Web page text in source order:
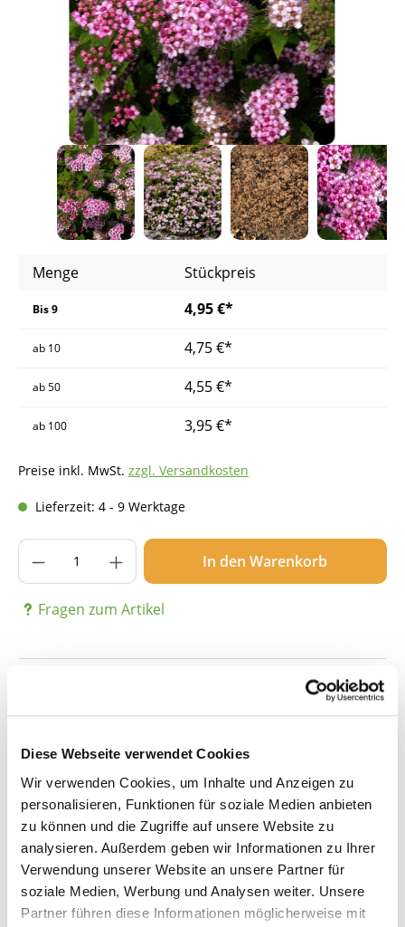
Diese Webseite verwendet Cookies
Wir verwenden Cookies, um Inhalte und Anzeigen zu
personalisieren, Funktionen für soziale Medien anbieten
zu können und die Zugriffe auf unsere Website zu
analysieren. Außerdem geben wir Informationen zu Ihrer
Verwendung unserer Website an unsere Partner für
soziale Medien, Werbung und Analysen weiter. Unsere
Partner führen diese Informationen möglicherweise mit
Menge Stückpreis
Bis9 4,95 €*
ab 10 4,75 €*
ab50 4,55 €*
ab 100 3,95 €*
Preise inkl. MwSt. zzgl. Versandkosten
Lieferzeit: 4 - 9 Werktage
Produkt Anzahl: Gib den gewünschten
In den Warenkorb
Fragen zum Artikel
Details
Bewertungen